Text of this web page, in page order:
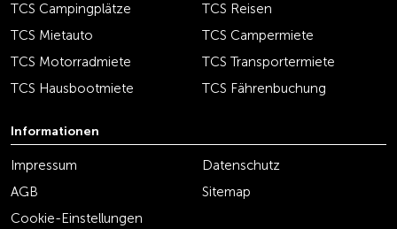
TCS Campingplätze
TCS Reisen
TCS Mietauto
TCS Campermiete
TCS Motorradmiete
TCS Transportermiete
TCS Hausbootmiete
TCS Fährenbuchung
Informationen
Impressum
Datenschutz
AGB
Sitemap
Cookie-Einstellungen